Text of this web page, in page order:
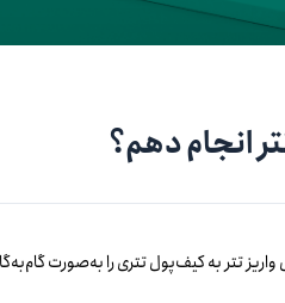
انجام دهم؟
واریز تتر به کیف‌پول تتری را به‌صورت